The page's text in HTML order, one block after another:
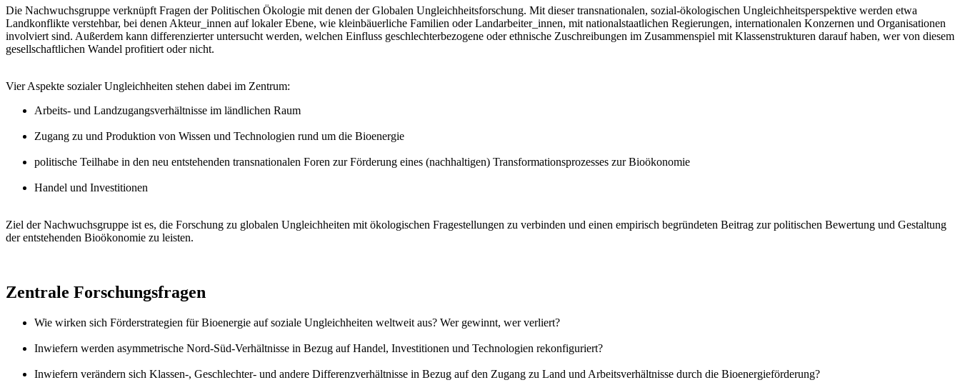
Die Nachwuchsgruppe verknüpft Fragen der Politischen Ökologie mit denen der Globalen Ungleichheitsforschung. Mit dieser transnationalen, sozial-ökologischen Ungleichheitsperspektive werden etwa
Landkonflikte verstehbar, bei denen Akteur_innen auf lokaler Ebene, wie kleinbäuerliche Familien oder Landarbeiter_innen, mit nationalstaatlichen Regierungen, internationalen Konzernen und Organisationen
involviert sind. Außerdem kann differenzierter untersucht werden, welchen Einfluss geschlechterbezogene oder ethnische Zuschreibungen im Zusammenspiel mit Klassenstrukturen darauf haben, wer von diesem
gesellschaftlichen Wandel profitiert oder nicht.
Vier Aspekte sozialer Ungleichheiten stehen dabei im Zentrum:
Arbeits- und Landzugangsverhältnisse im ländlichen Raum
Zugang zu und Produktion von Wissen und Technologien rund um die Bioenergie
politische Teilhabe in den neu entstehenden transnationalen Foren zur Förderung eines (nachhaltigen) Transformationsprozesses zur Bioökonomie
Handel und Investitionen
Ziel der Nachwuchsgruppe ist es, die Forschung zu globalen Ungleichheiten mit ökologischen Fragestellungen zu verbinden und einen empirisch begründeten Beitrag zur politischen Bewertung und Gestaltung
der entstehenden Bioökonomie zu leisten.
Zentrale Forschungsfragen
Wie wirken sich Förderstrategien für Bioenergie auf soziale Ungleichheiten weltweit aus? Wer gewinnt, wer verliert?
Inwiefern werden asymmetrische Nord-Süd-Verhältnisse in Bezug auf Handel, Investitionen und Technologien rekonfiguriert?
Inwiefern verändern sich Klassen-, Geschlechter- und andere Differenzverhältnisse in Bezug auf den Zugang zu Land und Arbeitsverhältnisse durch die Bioenergieförderung?